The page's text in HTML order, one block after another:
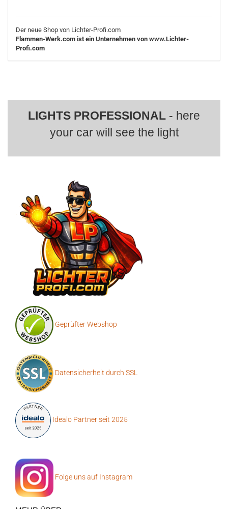
Der neue Shop von Lichter-Profi.com
Flammen-Werk.com ist ein Unternehmen von www.Lichter-
Profi.com
LIGHTS PROFESSIONAL - here
your car will see the light
Geprüfter Webshop
Datensicherheit durch SSL
Idealo Partner seit 2025
Folge uns auf Instagram